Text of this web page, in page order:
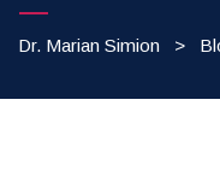
Dr. Marian Simion >